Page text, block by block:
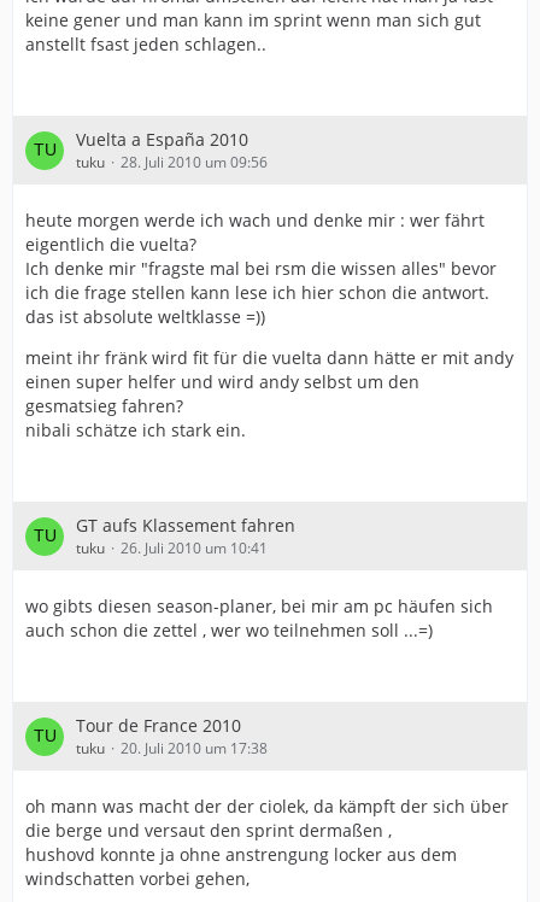
keine gener und man kann im sprint wenn man sich gut
anstellt fsast jeden schlagen..
Vuelta a España 2010
tuku 28. Juli 2010 um 09:56
heute morgen werde ich wach und denke mir : wer fährt
eigentlich die vuelta?
Ich denke mir "fragste mal bei rsm die wissen alles" bevor
ich die frage stellen kann lese ich hier schon die antwort.
das ist absolute weltklasse =))
meint ihr fränk wird fit für die vuelta dann hätte er mit andy
einen super helfer und wird andy selbst um den
gesmatsieg fahren?
nibali schätze ich stark ein.
GT aufs Klassement fahren
tuku 26. Juli 2010 um 10:41
wo gibts diesen season-planer, bei mir am pc häufen sich
auch schon die zettel , wer wo teilnehmen soll ...=)
Tour de France 2010
tuku 20. Juli 2010 um 17:38
oh mann was macht der der ciolek, da kämpft der sich über
die berge und versaut den sprint dermaßen ,
hushovd konnte ja ohne anstrengung locker aus dem
windschatten vorbei gehen,